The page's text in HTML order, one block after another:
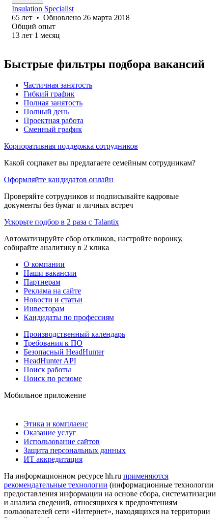
Insulation Specialist
65 лет • Обновлено 26 марта 2018
Общий опыт
13 лет 1 месяц
Быстрые фильтры подбора вакансий
Частичная занятость
Гибкий график
Полная занятость
Полный день
Проектная работа
Сменный график
Корпоративная поддержка сотрудников
Какой соцпакет вы предлагаете семейным сотрудникам?
Оформляйте кандидатов онлайн
Проверяйте сотрудников и подписывайте кадровые
документы без бумаг и личных встреч
Ускорьте подбор в 2 раза с Talantix
Автоматизируйте сбор откликов, настройте воронку,
собирайте аналитику в 2 клика
О компании
Наши вакансии
Партнерам
Реклама на сайте
Новости и статьи
Инвесторам
Кандидаты по профессиям
Производственный календарь
Требования к ПО
Безопасный HeadHunter
HeadHunter API
Поиск работы
Поиск по резюме
Мобильное приложение
Этика и комплаенс
Оказание услуг
Использование сайтов
Защита персональных данных
ИТ аккредитация
На информационном ресурсе hh.ru применяются
рекомендательные технологии (информационные технологии
предоставления информации на основе сбора, систематизации
и анализа сведений, относящихся к предпочтениям
пользователей сети «Интернет», находящихся на территории